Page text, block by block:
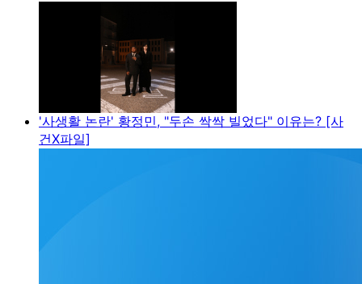
'사생활 논란' 황정민, "두손 싹싹 빌었다" 이유는? [사
건X파일]